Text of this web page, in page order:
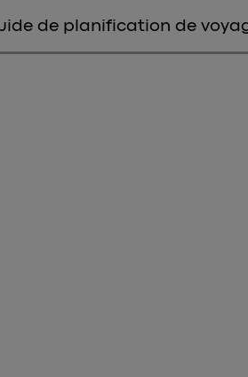
de planification de